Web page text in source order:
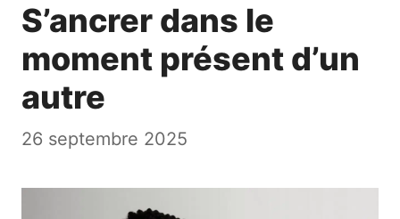
S’ancrer dans le
moment présent d’un
autre
26 septembre 2025